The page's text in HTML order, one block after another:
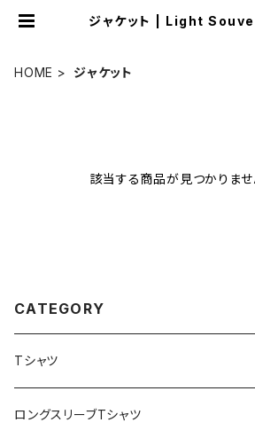
ジャケット | Light
HOME ジャケット
該当する商品が見つかりませ
CATEGORY
Tシャツ
ロングスリーブTシャツ